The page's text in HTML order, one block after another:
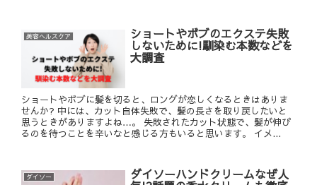
美容ヘルスケア ショートやボブのエクステ失敗
しないために!馴染む本数などを
大調査
ショートやボブに髪を切ると、ロングが恋しくなるときはありま
せんか? 中には、カット自体失敗で、髪の長さを取り戻したいと
思うときがありますよね…。 失敗されたカット状態で、髪が伸び
るのを待つことを辛いなと感じる方もいると思います。 イメ...
ダイソー ダイソーハンドクリームなぜ人